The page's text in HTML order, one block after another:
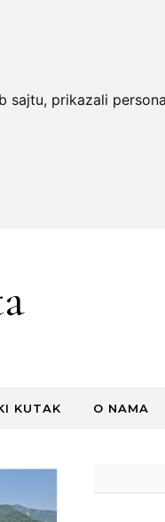
prikazali
KUTAK O NAMA